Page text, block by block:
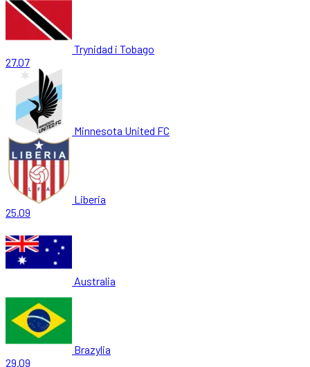
Trynidad i Tobago
27.07
Minnesota United FC
Liberia
25.09
Australia
Brazylia
29.09